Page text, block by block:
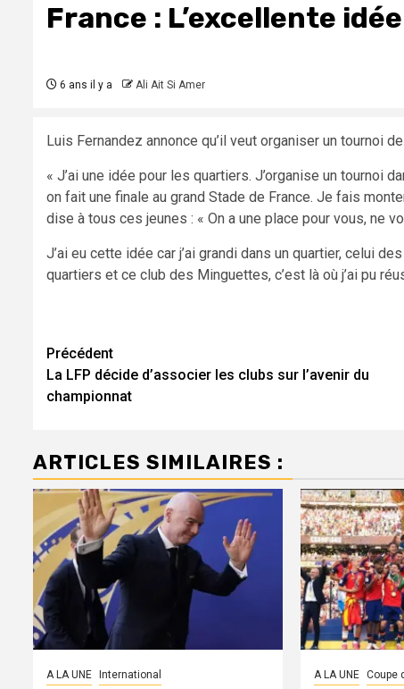
France : L’excellente
6 ans il y a Ali Ait Si Amer
Luis Fernandez annonce qu’il veut organiser un tournoi
« J’ai une idée pour les quartiers. J’organise un tournoi
on fait une finale au grand Stade de France. Je fais
dise à tous ces jeunes : « On a une place pour vous, ne
J’ai eu cette idée car j’ai grandi dans un quartier, celui
quartiers et ce club des Minguettes, c’est là où j’ai pu
Navigation
d’article
Précédent
La LFP décide d’associer les clubs sur l’avenir du
championnat
ARTICLES SIMILAIRES :
A LA UNE International A LA UNE Coupe